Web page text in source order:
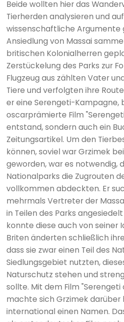
Beide wollten hier das
Tierherden analysieren und
wissenschaftliche Argumente
Ansiedlung von Massai
britischen Kolonialherren
Zerstückelung des Parks zur
Flugzeug aus zählten Vater
Tiere und verfolgten ihre
er eine Serengeti-Kampagne,
oscarprämierte Film
entstand, sondern auch ein
Zeitungsartikel. Um den
können, soviel war Grzimek
geworden, war es notwendig,
Nationalparks die Zugrouten
vollkommen abdeckten. Er
mehrmals Vertreter der
in Teilen des Parks
konnte diese auch von seiner
Briten änderten schließlich
dass sie zwar einen Teil des
Siedlungsgebiet nutzten,
Naturschutz stehen und
sollte. Mit dem Film
machte sich Grzimek darüber
international einen Namen.